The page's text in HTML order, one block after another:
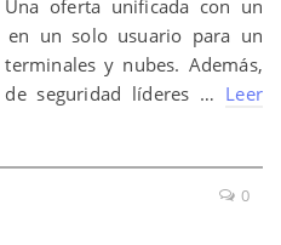
oferta unificada con un
en un solo usuario para un
y nubes. Además,
seguridad líderes … Leer
0